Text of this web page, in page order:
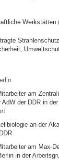
Werkstätten
am
AdW der DDR in
an der
am Max-
in der